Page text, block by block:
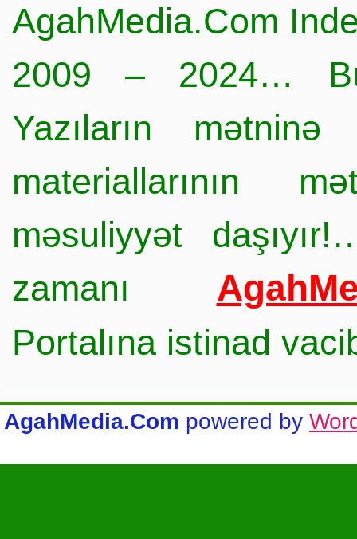
AgahMedia.Com
2009 – 2024…
Yazıların
materiallarının
məsuliyyət
zamanı
Portalına istinad
AgahMedia.Com powered by